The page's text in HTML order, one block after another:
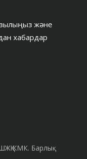
және
хабардар
КМК. Барлық